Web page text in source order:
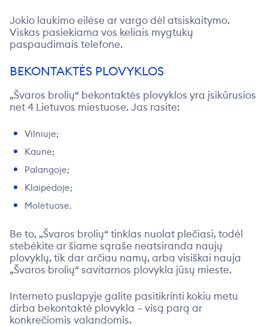
Jokio laukimo eilėse ar vargo dėl atsiskaitymo.
Viskas pasiekiama vos keliais mygtukų
paspaudimais telefone.
BEKONTAKTĖS PLOVYKLOS
„Švaros brolių“ bekontaktės plovyklos yra įsikūrusios
net 4 Lietuvos miestuose. Jas rasite:
Vilniuje;
Kaune;
Palangoje;
Klaipėdoje;
Molėtuose.
Be to, „Švaros brolių“ tinklas nuolat plečiasi, todėl
stebėkite ar šiame sąraše neatsiranda naujų
plovyklų, tik dar arčiau namų, arba visiškai nauja
„Švaros brolių“ savitarnos plovykla jūsų mieste.
Interneto puslapyje galite pasitikrinti kokiu metu
dirba bekontaktė plovykla – visą parą ar
konkrečiomis valandomis.